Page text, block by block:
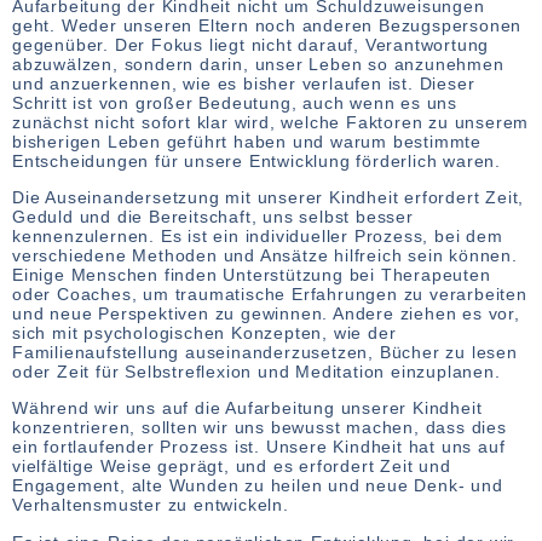
Aufarbeitung der Kindheit nicht um Schuldzuweisungen
geht. Weder unseren Eltern noch anderen Bezugspersonen
gegenüber. Der Fokus liegt nicht darauf, Verantwortung
abzuwälzen, sondern darin, unser Leben so anzunehmen
und anzuerkennen, wie es bisher verlaufen ist. Dieser
Schritt ist von großer Bedeutung, auch wenn es uns
zunächst nicht sofort klar wird, welche Faktoren zu unserem
bisherigen Leben geführt haben und warum bestimmte
Entscheidungen für unsere Entwicklung förderlich waren.
Die Auseinandersetzung mit unserer Kindheit erfordert Zeit,
Geduld und die Bereitschaft, uns selbst besser
kennenzulernen. Es ist ein individueller Prozess, bei dem
verschiedene Methoden und Ansätze hilfreich sein können.
Einige Menschen finden Unterstützung bei Therapeuten
oder Coaches, um traumatische Erfahrungen zu verarbeiten
und neue Perspektiven zu gewinnen. Andere ziehen es vor,
sich mit psychologischen Konzepten, wie der
Familienaufstellung auseinanderzusetzen, Bücher zu lesen
oder Zeit für Selbstreflexion und Meditation einzuplanen.
Während wir uns auf die Aufarbeitung unserer Kindheit
konzentrieren, sollten wir uns bewusst machen, dass dies
ein fortlaufender Prozess ist. Unsere Kindheit hat uns auf
vielfältige Weise geprägt, und es erfordert Zeit und
Engagement, alte Wunden zu heilen und neue Denk- und
Verhaltensmuster zu entwickeln.